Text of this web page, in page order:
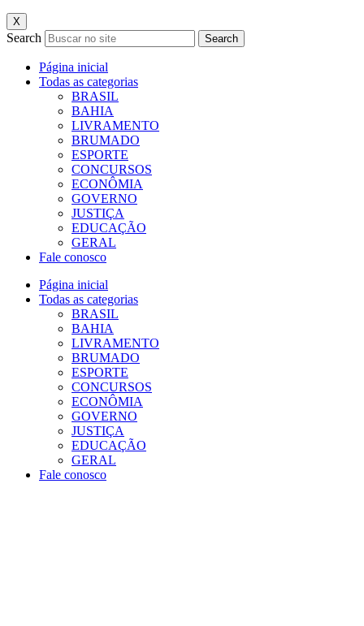
X
Search Search
Página inicial
Todas as categorias
BRASIL
BAHIA
LIVRAMENTO
BRUMADO
ESPORTE
CONCURSOS
ECONÔMIA
GOVERNO
JUSTIÇA
EDUCAÇÃO
GERAL
Fale conosco
Página inicial
Todas as categorias
BRASIL
BAHIA
LIVRAMENTO
BRUMADO
ESPORTE
CONCURSOS
ECONÔMIA
GOVERNO
JUSTIÇA
EDUCAÇÃO
GERAL
Fale conosco